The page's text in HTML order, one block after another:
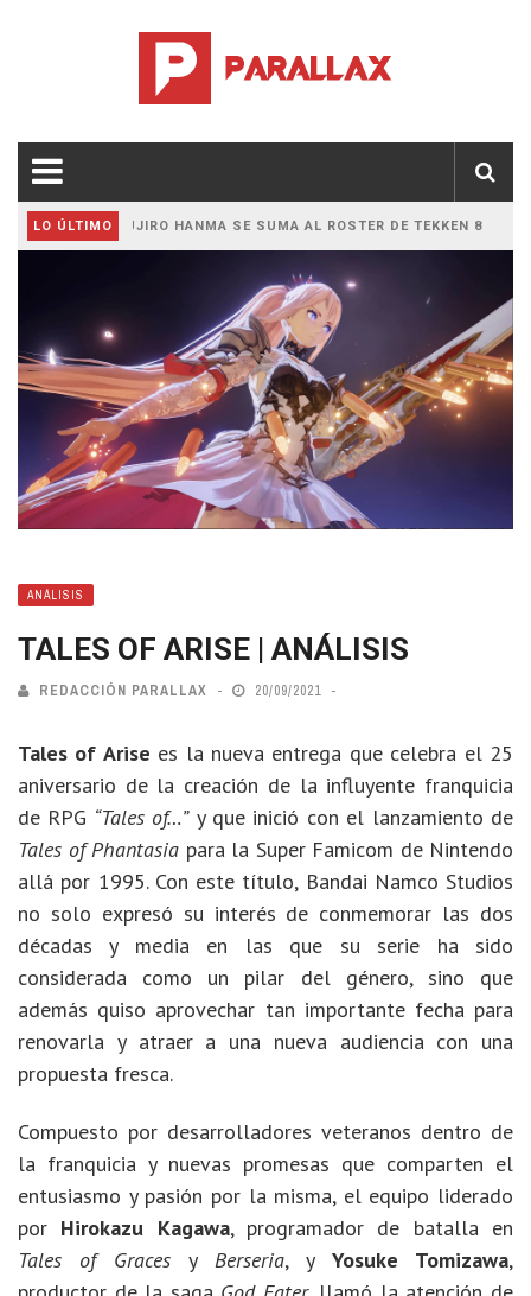
LO ÚLTIMO
HANMA SE SUMA AL ROSTER DE TEKKEN 8
ANÁLISIS
TALES OF ARISE | ANÁLISIS
REDACCIÓN PARALLAX 20/09/2021
Tales of Arise es la nueva entrega que celebra el 25
aniversario de la creación de la influyente franquicia
de RPG “Tales of…”y que inició con el lanzamiento de
Tales of Phantasia para la Super Famicom de Nintendo
allá por 1995. Con este título, Bandai Namco Studios
no solo expresó su interés de conmemorar las dos
décadas y media en las que su serie ha sido
considerada como un pilar del género, sino que
además quiso aprovechar tan importante fecha para
renovarla y atraer a una nueva audiencia con una
propuesta fresca.
Compuesto por desarrolladores veteranos dentro de
la franquicia y nuevas promesas que comparten el
entusiasmo y pasión por la misma, el equipo liderado
por Hirokazu Kagawa, programador de batalla en
Tales of Graces y Berseria, y Yosuke Tomizawa,